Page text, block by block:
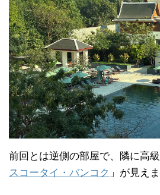
前回とは逆側の部屋で、隣に高
スコータイ・バンコク 」が見え